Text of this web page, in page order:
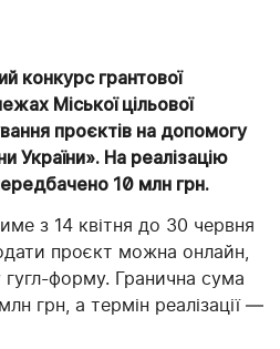
конкурс грантової
Міської цільової
проєктів на допомогу
України». На реалізацію
10 млн грн.
з 14 квітня до 30 червня
проєкт можна онлайн,
гугл-форму. Гранична сума
грн, а термін реалізації —